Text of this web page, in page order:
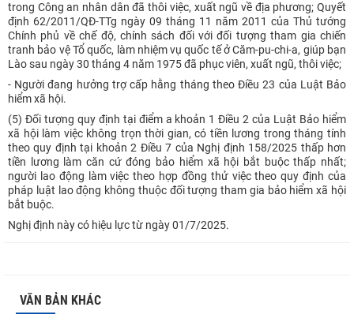
trong Công an nhân dân đã thôi việc, xuất ngũ về địa phương; Quyết
định 62/2011/QĐ-TTg ngày 09 tháng 11 năm 2011 của Thủ tướng
Chính phủ về chế độ, chính sách đối với đối tượng tham gia chiến
tranh bảo vệ Tổ quốc, làm nhiệm vụ quốc tế ở Căm-pu-chi-a, giúp bạn
Lào sau ngày 30 tháng 4 năm 1975 đã phục viên, xuất ngũ, thôi việc;
- Người đang hưởng trợ cấp hằng tháng theo Điều 23 của Luật Bảo
hiểm xã hội.
(5) Đối tượng quy định tại điểm a khoản 1 Điều 2 của Luật Bảo hiểm
xã hội làm việc không trọn thời gian, có tiền lương trong tháng tính
theo quy định tại khoản 2 Điều 7 của Nghị định 158/2025 thấp hơn
tiền lương làm căn cứ đóng bảo hiểm xã hội bắt buộc thấp nhất;
người lao động làm việc theo hợp đồng thử việc theo quy định của
pháp luật lao động không thuộc đối tượng tham gia bảo hiểm xã hội
bắt buộc.
Nghị định này có hiệu lực từ ngày 01/7/2025.
VĂN BẢN KHÁC